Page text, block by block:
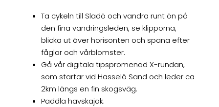
Ta cykeln till Sladö och vandra runt ön på
den fina vandringsleden, se klipporna,
blicka ut över horisonten och spana efter
fåglar och vårblomster.
Gå vår digitala tipspromenad X-rundan,
som startar vid Hasselö Sand och leder ca
2km längs en fin skogsväg.
Paddla havskajak.